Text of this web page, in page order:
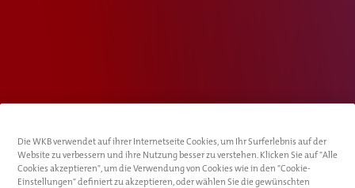
Die WKB verwendet auf ihrer Internetseite Cookies, um Ihr Surferlebnis auf der
Website zu verbessern und ihre Nutzung besser zu verstehen. Klicken Sie auf "Alle
Cookies akzeptieren", um die Verwendung von Cookies wie in den "Cookie-
Einstellungen" definiert zu akzeptieren, oder wählen Sie die gewünschten